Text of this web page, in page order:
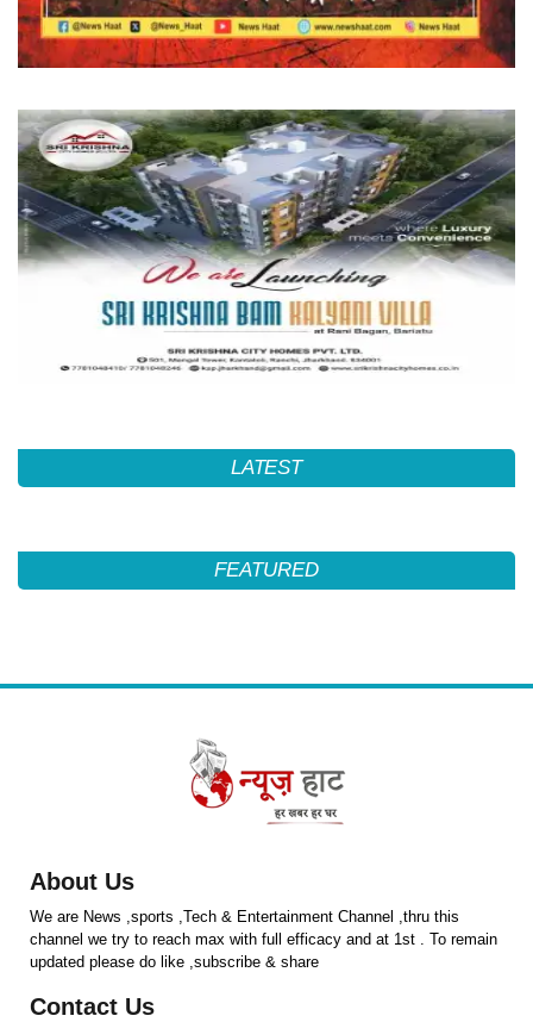
LATEST
FEATURED
About Us
We are News ,sports ,Tech & Entertainment Channel ,thru this
channel we try to reach max with full efficacy and at 1st . To remain
updated please do like ,subscribe & share
Contact Us